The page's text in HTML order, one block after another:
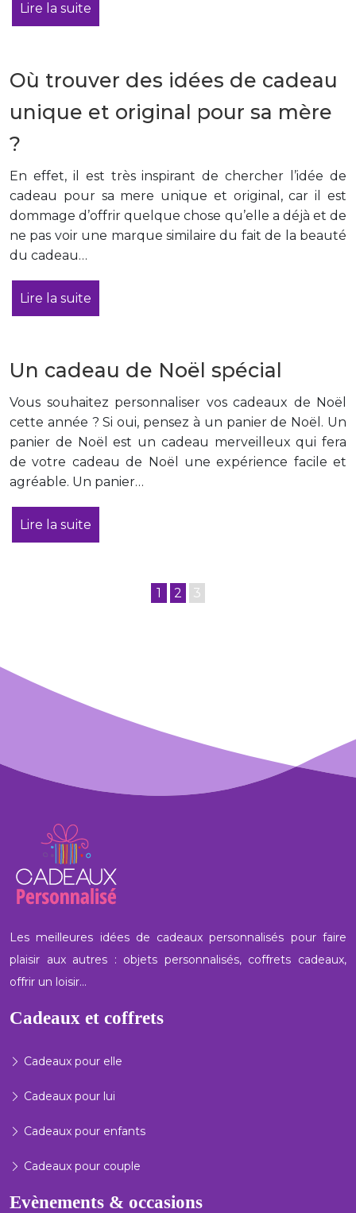
Lire la suite
Où trouver des idées de cadeau
unique et original pour sa mère
?
En effet, il est très inspirant de chercher l’idée de
cadeau pour sa mere unique et original, car il est
dommage d’offrir quelque chose qu’elle a déjà et de
ne pas voir une marque similaire du fait de la beauté
du cadeau…
Lire la suite
Un cadeau de Noël spécial
Vous souhaitez personnaliser vos cadeaux de Noël
cette année ? Si oui, pensez à un panier de Noël. Un
panier de Noël est un cadeau merveilleux qui fera
de votre cadeau de Noël une expérience facile et
agréable. Un panier…
Lire la suite
1 2 3
Les meilleures idées de cadeaux personnalisés pour faire
plaisir aux autres : objets personnalisés, coffrets cadeaux,
offrir un loisir…
Cadeaux et coffrets
Cadeaux pour elle
Cadeaux pour lui
Cadeaux pour enfants
Cadeaux pour couple
Evènements & occasions